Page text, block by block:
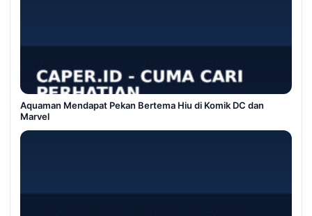
Aquaman Mendapat Pekan Bertema Hiu di Komik DC dan
Marvel